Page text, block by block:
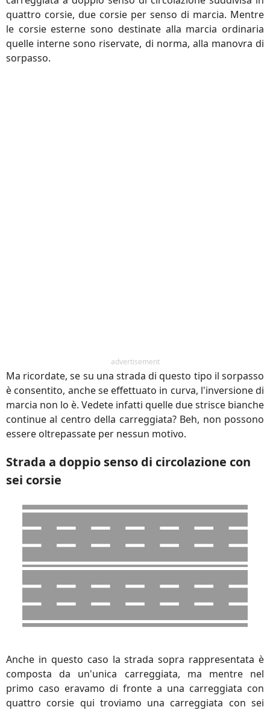
quattro corsie, due corsie per senso di marcia. Mentre
le corsie esterne sono destinate alla marcia ordinaria
quelle interne sono riservate, di norma, alla manovra di
sorpasso.
advertisement
Ma ricordate, se su una strada di questo tipo il sorpasso
è consentito, anche se effettuato in curva, l'inversione di
marcia non lo è. Vedete infatti quelle due strisce bianche
continue al centro della carreggiata? Beh, non possono
essere oltrepassate per nessun motivo.
Strada a doppio senso di circolazione con
sei corsie
Anche in questo caso la strada sopra rappresentata è
composta da un'unica carreggiata, ma mentre nel
primo caso eravamo di fronte a una carreggiata con
quattro corsie qui troviamo una carreggiata con sei